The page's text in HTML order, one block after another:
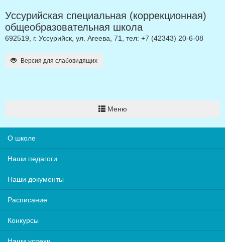
Уссурийская специальная (коррекционная)
общеобразовательная школа
692519, г. Уссурийск, ул. Агеева, 71, тел: +7 (42343) 20-6-08
Версия для слабовидящих
Меню
О школе
Наши педагоги
Наши документы
Расписание
Конкурсы